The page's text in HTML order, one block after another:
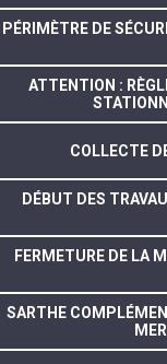
PÉRIMÈTRE DE
ATTENTION :
COLLECTE
DÉBUT DES
FERMETURE DE LA
SARTHE